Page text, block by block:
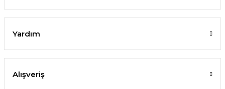
Yardım
Alışveriş